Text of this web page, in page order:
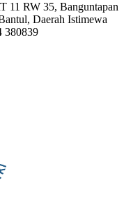
11 RW 35, Banguntapan
Daerah Istimewa
380839